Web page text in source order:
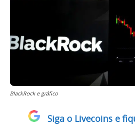
BlackRock e gráfico
Siga o Livecoins e